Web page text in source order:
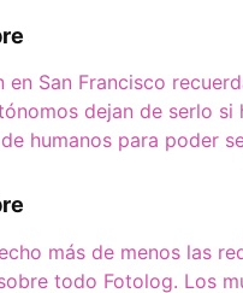
en San Francisco
dejan de serlo si
humanos para poder
más de menos las
todo Fotolog. Los